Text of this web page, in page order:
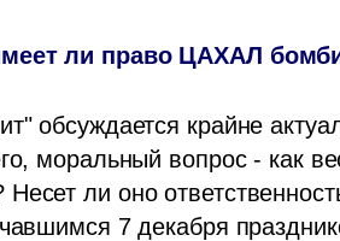
ли право ЦАХАЛ
обсуждается крайне
моральный вопрос - как
ли оно
7 декабря